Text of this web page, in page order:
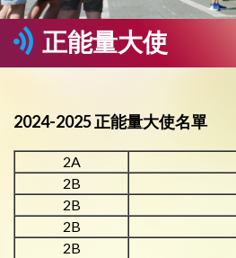
正能量大使
2024-2025 正能量大使名單
2A
2B
2B
2B
2B